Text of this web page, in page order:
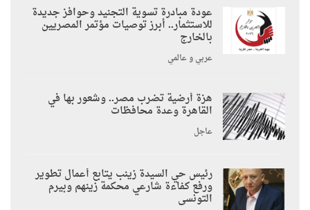
عودة مبادرة تسوية التجنيد وحوافز جديدة
للاستثمار.. أبرز توصيات مؤتمر المصريين
بالخارج
عربي و عالمي
هزة أرضية تضرب مصر.. وشعور بها في
القاهرة وعدة محافظات
عاجل
رئيس حي السيدة زينب يتابع أعمال تطوير
ورفع كفاءة شارعي محكمة زينهم وبيرم
التونسى